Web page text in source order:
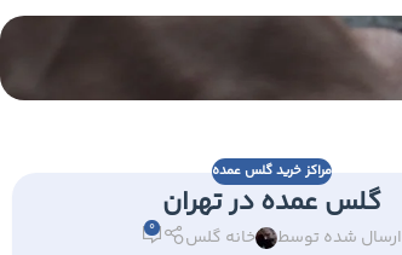
مراکز خرید گلس عمده
گلس عمده در تهران
ارسال شده توسط خانه گلس 0